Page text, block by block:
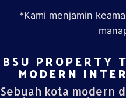
*Kami menjamin
BSU PROPERTY
MODERN
Sebuah kota modern